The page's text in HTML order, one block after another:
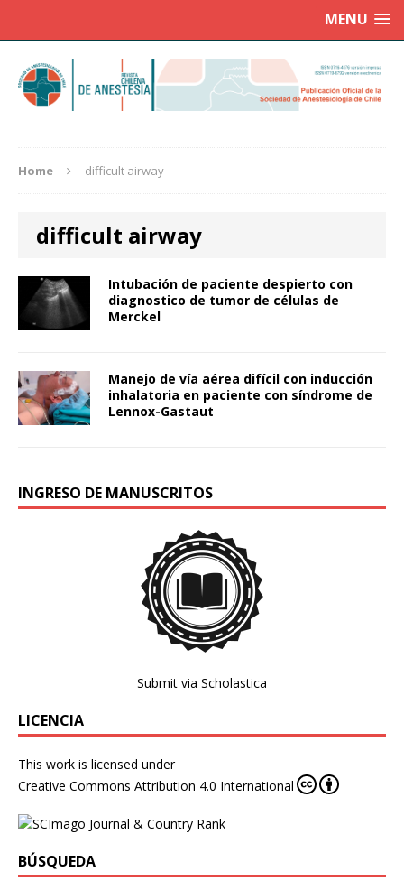
MENU
Home difficult airway
difficult airway
Intubación de paciente despierto con
diagnostico de tumor de células de
Merckel
Manejo de vía aérea difícil con inducción
inhalatoria en paciente con síndrome de
Lennox-Gastaut
INGRESO DE MANUSCRITOS
Submit via Scholastica
LICENCIA
This work is licensed under
Creative Commons Attribution 4.0 International
BÚSQUEDA